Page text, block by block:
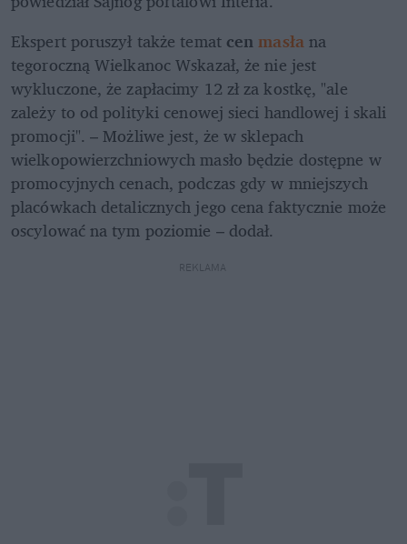
Ekspert poruszył także temat cen masła na
tegoroczną Wielkanoc Wskazał, że nie jest
wykluczone, że zapłacimy 12 zł za kostkę, "ale
zależy to od polityki cenowej sieci handlowej i skali
promocji". – Możliwe jest, że w sklepach
wielkopowierzchniowych masło będzie dostępne w
promocyjnych cenach, podczas gdy w mniejszych
placówkach detalicznych jego cena faktycznie może
oscylować na tym poziomie – dodał.
REKLAMA